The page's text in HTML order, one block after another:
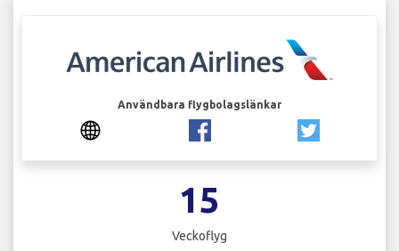
Användbara flygbolagslänkar
15
Veckoflyg